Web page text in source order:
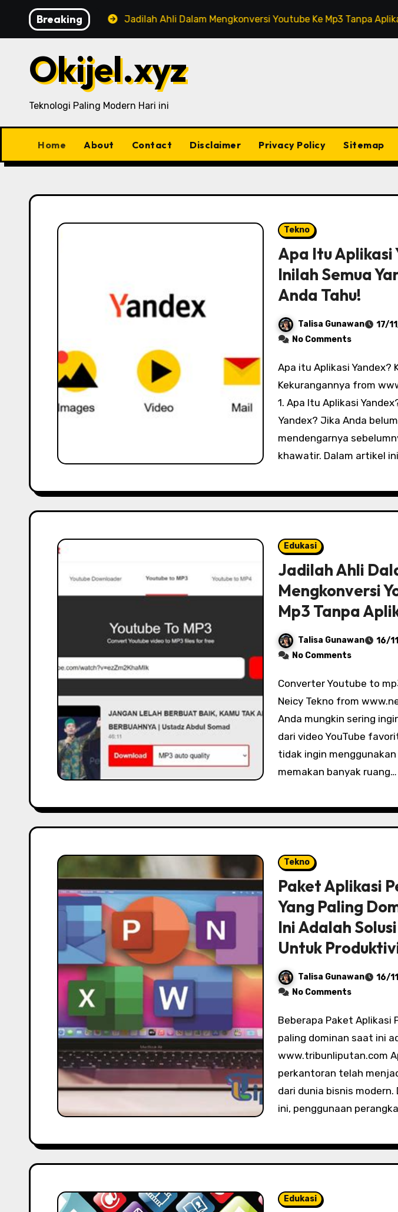
content
Breaking
Anda Tahu! Jadilah Ahli Dalam Mengkonversi Youtube Ke Mp3 Tanpa Aplikasi!
Okijel.xyz
Teknologi Paling Modern Hari ini
Home About Contact Disclaimer Privacy Policy Sitemap
Tekno
Apa Itu Aplikasi
Inilah Semua
Anda Tahu!
Talisa Gunawan
17/
No Comments
Apa itu Aplikasi Yandex? Kelebihan dan
Kekurangannya from
1. Apa Itu Aplikasi
Yandex? Jika Anda
mendengarnya
khawatir. Dalam artikel
Edukasi
Jadilah Ahli
Mengkonversi
Mp3 Tanpa
Talisa Gunawan
16/
No Comments
Converter Youtube to mp3 Tanpa Aplikasi
Neicy Tekno from
Anda mungkin sering
dari video YouTube
tidak ingin
memakan banyak ruang…
Tekno
Paket Aplikasi
Yang Paling
Ini Adalah
Untuk
Talisa Gunawan
16/
No Comments
Beberapa Paket Aplikasi Perkantoran yang
paling dominan saat ini
www.tribunliputan.com
perkantoran telah
dari dunia bisnis modern.
ini, penggunaan
Edukasi